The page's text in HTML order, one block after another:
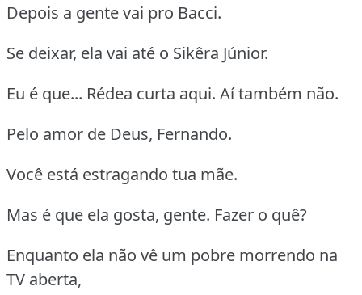
Depois a gente vai pro Bacci.
Se deixar, ela vai até o Sikêra Júnior.
Eu é que... Rédea curta aqui. Aí também não.
Pelo amor de Deus, Fernando.
Você está estragando tua mãe.
Mas é que ela gosta, gente. Fazer o quê?
Enquanto ela não vê um pobre morrendo na
TV aberta,